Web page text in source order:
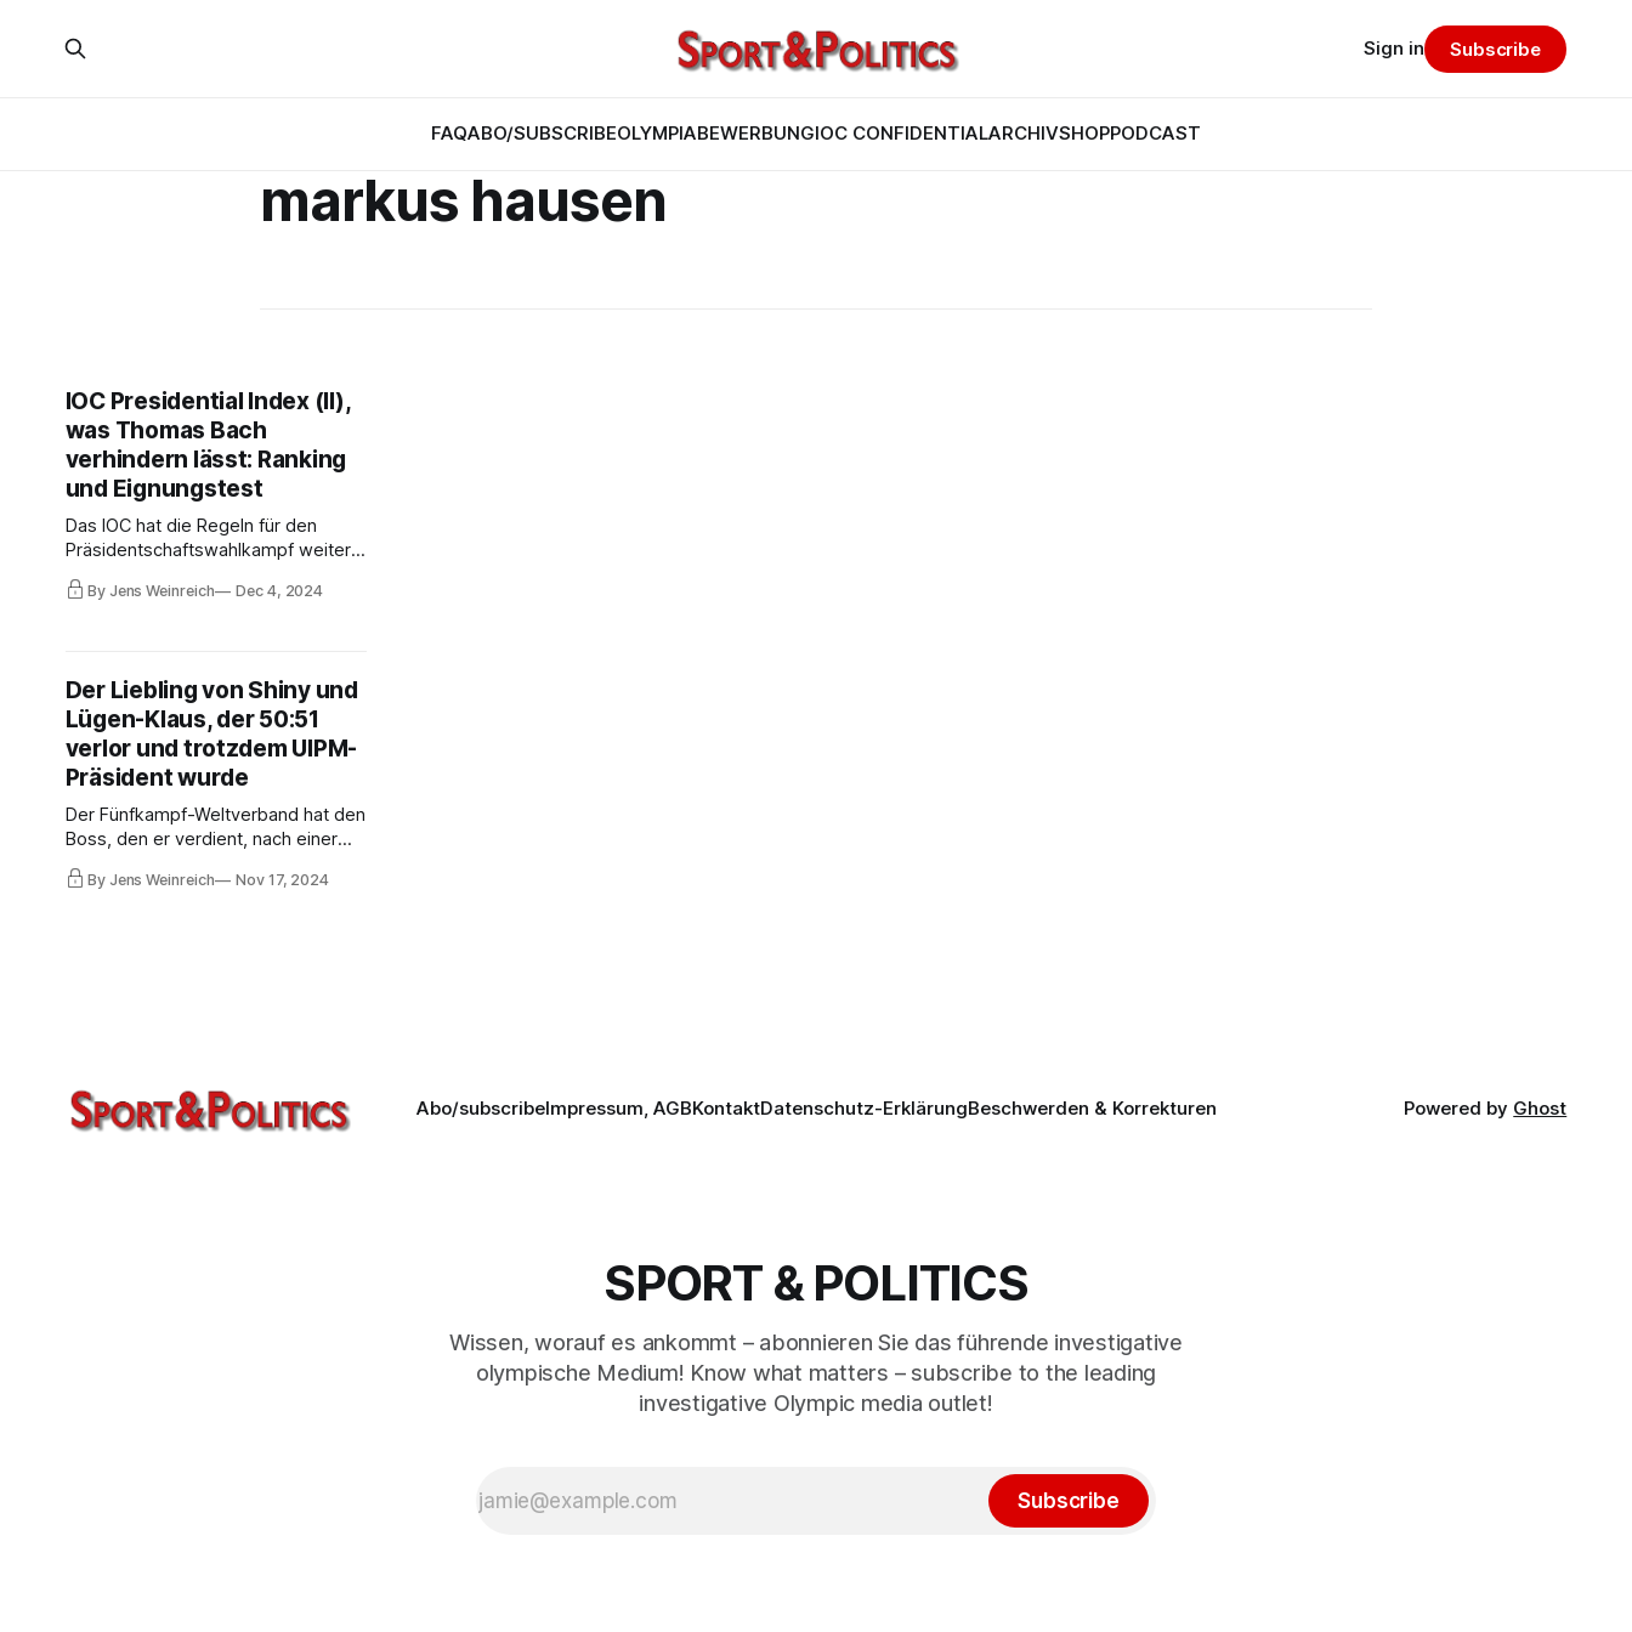
FAQABO/SUBSCRIBEOLYMPIABEWERBUNGIOC CONFIDENTIALARCHIVSHOPPODCAST
Sign in Subscribe
markus hausen
IOC Presidential Index (II),
was Thomas Bach
verhindern lässt: Ranking
und Eignungstest
Das IOC hat die Regeln für den
Präsidentschaftswahlkampf weiter
verschärft und bis zur
Unkenntlichkeit verstümmelt.
überprüft die Eignung der
Kandidaten – alles, was die IOC-
Führung untersagt.
By Jens Weinreich Dec 4, 2024
Der Liebling von Shiny und
Lügen-Klaus, der 50:51
verlor und trotzdem UIPM-
Präsident wurde
Der Fünfkampf-Weltverband hat den
Boss, den er verdient, nach einer
lustigen Wahl, die perfekt zur
Location Riadh passt: Der US-
By Jens Weinreich Nov 17, 2024
Abo/subscribeImpressum, AGBKontaktDatenschutz-ErklärungBeschwerden & Korrekturen Powered by Ghost
SPORT & POLITICS
Wissen, worauf es ankommt – abonnieren Sie das führende investigative
olympische Medium! Know what matters – subscribe to the leading
investigative Olympic media outlet!
Subscribe